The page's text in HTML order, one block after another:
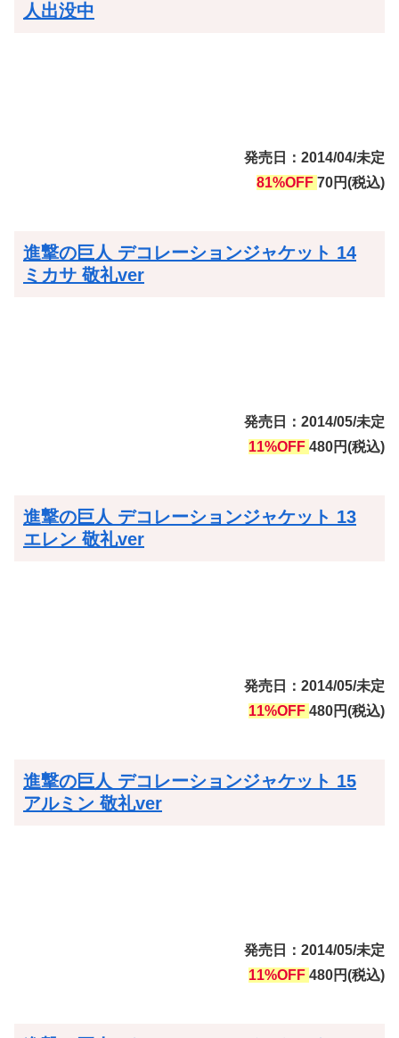
人出没中
発売日：2014/04/未定
81%OFF 70円(税込)
進撃の巨人 デコレーションジャケット 14
ミカサ 敬礼ver
発売日：2014/05/未定
11%OFF 480円(税込)
進撃の巨人 デコレーションジャケット 13
エレン 敬礼ver
発売日：2014/05/未定
11%OFF 480円(税込)
進撃の巨人 デコレーションジャケット 15
アルミン 敬礼ver
発売日：2014/05/未定
11%OFF 480円(税込)